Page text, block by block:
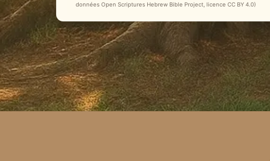
données Open Scriptures Hebrew Bible Project, licence CC BY 4.0)